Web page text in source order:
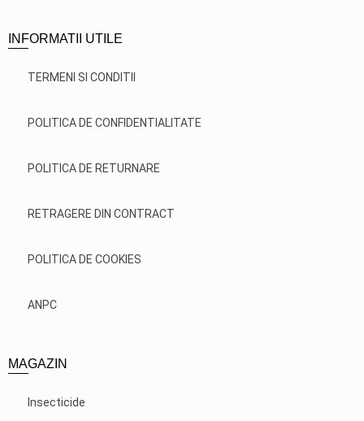
INFORMATII UTILE
TERMENI SI CONDITII
POLITICA DE CONFIDENTIALITATE
POLITICA DE RETURNARE
RETRAGERE DIN CONTRACT
POLITICA DE COOKIES
ANPC
MAGAZIN
Insecticide